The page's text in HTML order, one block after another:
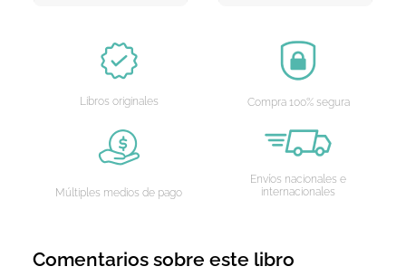
Libros originales Compra 100% segura
Múltiples medios de pago
Envíos nacionales e
internacionales
Comentarios sobre este libro